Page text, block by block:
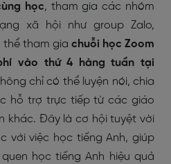
học, tham gia các nhóm
xã hội như group Zalo,
thể tham gia chuỗi học Zoom
vào thứ 4 hàng tuần tại
chỉ có thể luyện nói, chia
hỗ trợ trực tiếp từ các giáo
khác. Đây là cơ hội tuyệt vời
với việc học tiếng Anh, giúp
học tiếng Anh hiệu quả